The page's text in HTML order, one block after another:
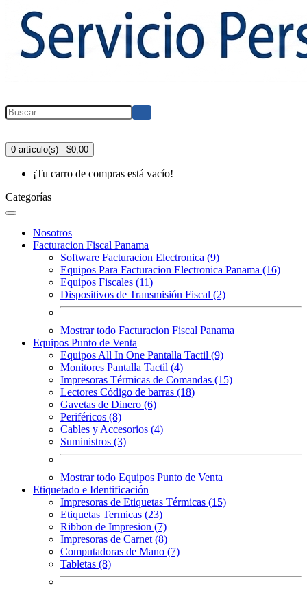
0 artículo(s) - $0,00
¡Tu carro de compras está vacío!
Categorías
Nosotros
Facturacion Fiscal Panama
Software Facturacion Electronica (9)
Equipos Para Facturacion Electronica Panama (16)
Equipos Fiscales (11)
Dispositivos de Transmisión Fiscal (2)
Mostrar todo Facturacion Fiscal Panama
Equipos Punto de Venta
Equipos All In One Pantalla Tactil (9)
Monitores Pantalla Tactil (4)
Impresoras Térmicas de Comandas (15)
Lectores Código de barras (18)
Gavetas de Dinero (6)
Periféricos (8)
Cables y Accesorios (4)
Suministros (3)
Mostrar todo Equipos Punto de Venta
Etiquetado e Identificación
Impresoras de Etiquetas Térmicas (15)
Etiquetas Termicas (23)
Ribbon de Impresion (7)
Impresoras de Carnet (8)
Computadoras de Mano (7)
Tabletas (8)